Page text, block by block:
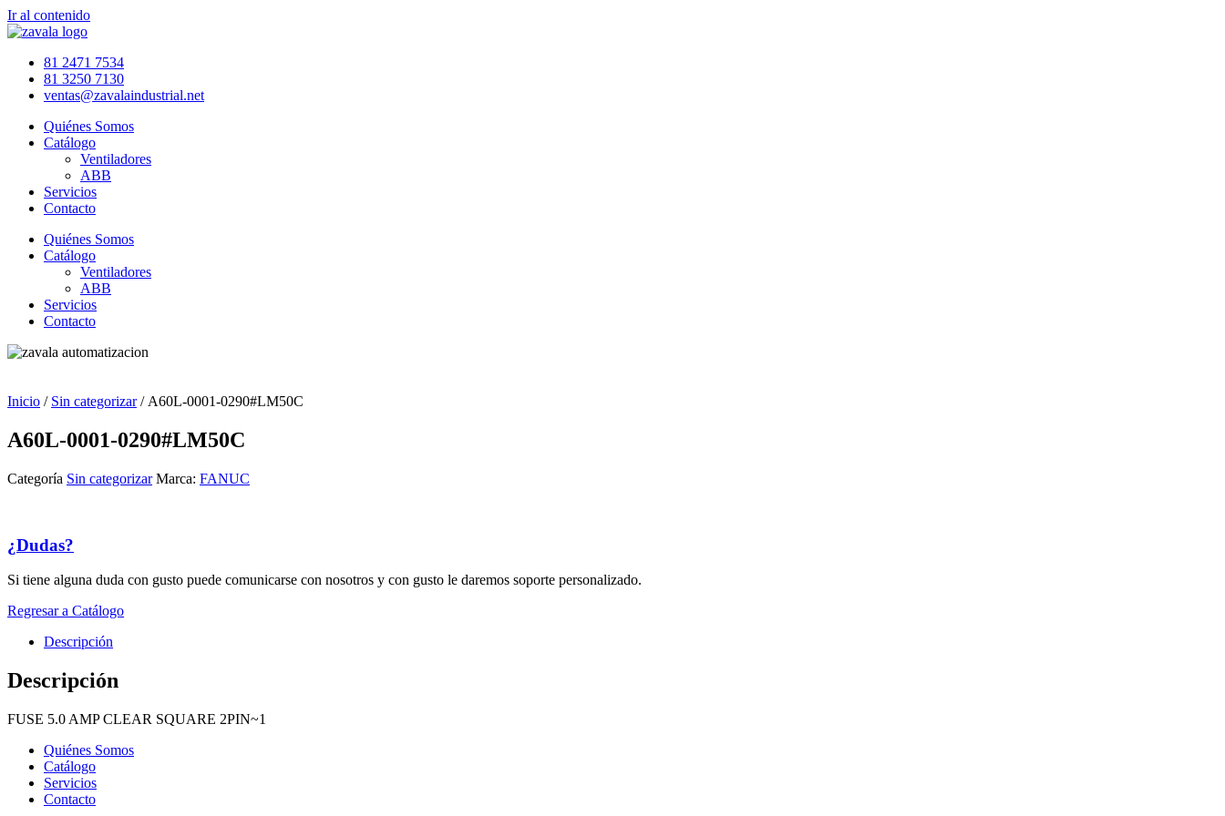
Ir al contenido
81 2471 7534
81 3250 7130
ventas@zavalaindustrial.net
Quiénes Somos
Catálogo
Ventiladores
ABB
Servicios
Contacto
Quiénes Somos
Catálogo
Ventiladores
ABB
Servicios
Contacto
Inicio / Sin categorizar/ A60L-0001-0290#LM50C
A60L-0001-0290#LM50C
Categoría Sin categorizar Marca: FANUC
¿Dudas?
Si tiene alguna duda con gusto puede comunicarse con nosotros y con gusto le daremos soporte personalizado.
Regresar a Catálogo
Descripción
Descripción
FUSE 5.0 AMP CLEAR SQUARE 2PIN~1
Quiénes Somos
Catálogo
Servicios
Contacto